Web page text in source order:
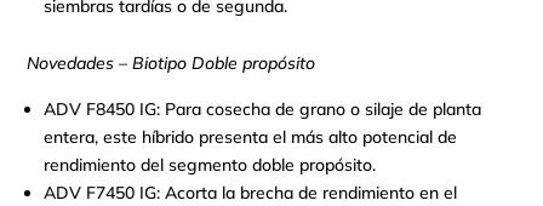
siembras tardías o de segunda.
Novedades – Biotipo Doble propósito
ADV F8450 IG: Para cosecha de grano o silaje de planta
entera, este híbrido presenta el más alto potencial de
rendimiento del segmento doble propósito.
ADV F7450 IG: Acorta la brecha de rendimiento en el